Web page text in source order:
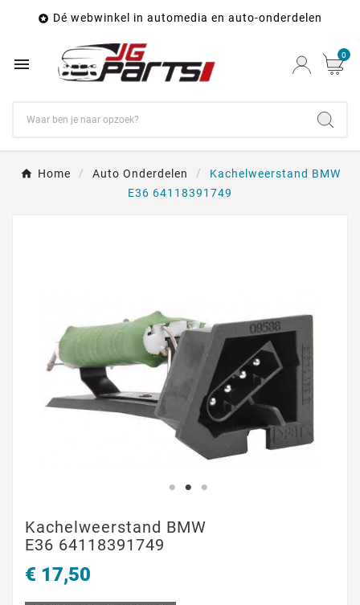
 Dé webwinkel in automedia en auto-onderdelen
 0
Home Auto Onderdelen
Kachelweerstand BMW
E36 64118391749
Kachelweerstand BMW
E36 64118391749
€ 17,50